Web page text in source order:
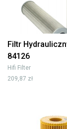
Filtr
84126
Hifi Filter
209,87 zł